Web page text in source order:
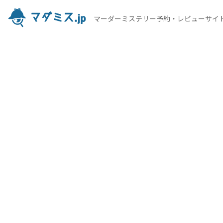
マーダーミステリー予約・レビューサイ